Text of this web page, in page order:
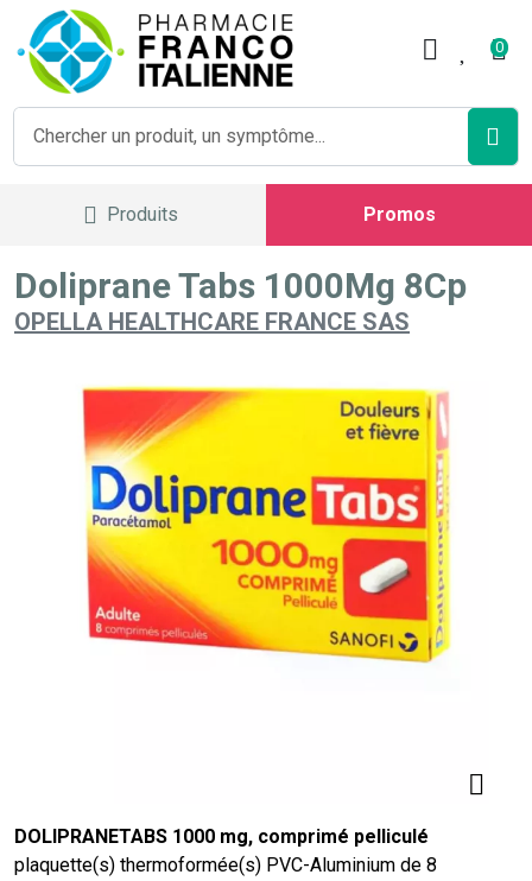
0
Produits Promos
Doliprane Tabs 1000Mg 8Cp
OPELLA HEALTHCARE FRANCE SAS
DOLIPRANETABS 1000 mg, comprimé pelliculé
plaquette(s) thermoformée(s) PVC-Aluminium de 8